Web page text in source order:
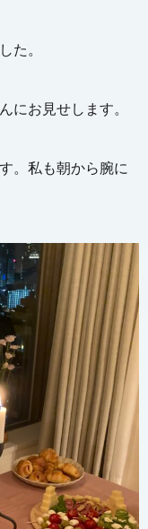
た。
にお見せします。
。私も朝から腕に